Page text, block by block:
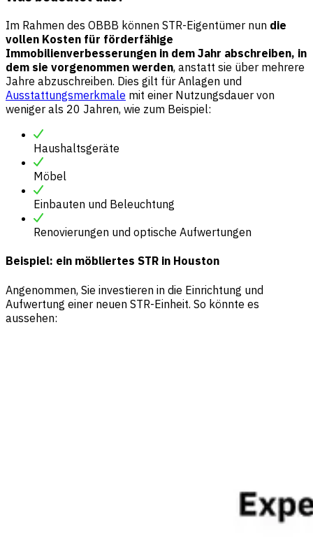
Im Rahmen des OBBB können STR-Eigentümer nun die
vollen Kosten für förderfähige
Immobilienverbesserungen in dem Jahr abschreiben, in
dem sie vorgenommen werden, anstatt sie über mehrere
Jahre abzuschreiben. Dies gilt für Anlagen und
Ausstattungsmerkmale mit einer Nutzungsdauer von
weniger als 20 Jahren, wie zum Beispiel:
Haushaltsgeräte
Möbel
Einbauten und Beleuchtung
Renovierungen und optische Aufwertungen
Beispiel: ein möbliertes STR in Houston
Angenommen, Sie investieren in die Einrichtung und
Aufwertung einer neuen STR-Einheit. So könnte es
aussehen: